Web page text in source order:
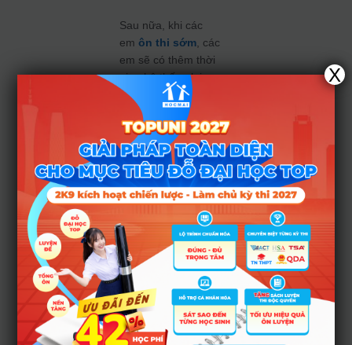
Sau nữa, khi các
emôn thi sớm , các
em sẽ có thêm thời
gian hệ thống lại
toàn bộ kiến thức
nền tảng và luyện
đề. Điều này sẽ hỗ
trợ rất tốt cho 2k6
có thêm nhiều kinh
nghiệm làm bài,
tăng sự tự tin cũng
như có đủ thời gian
để kiểm tra và “lấp
đầy” chỗ trống
những vùng kiến
thức hổng.
Cuối cùng, 2k6
cũng sẽ giảm tải
X